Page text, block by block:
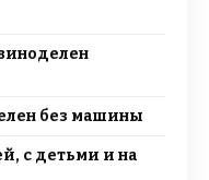
без машины
с детьми и на